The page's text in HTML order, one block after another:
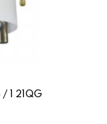
1 21QG